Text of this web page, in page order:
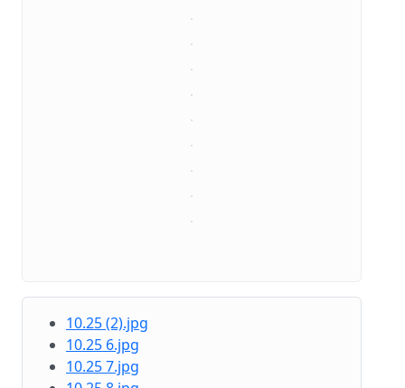
10.25 (2).jpg
10.25 6.jpg
10.25 7.jpg